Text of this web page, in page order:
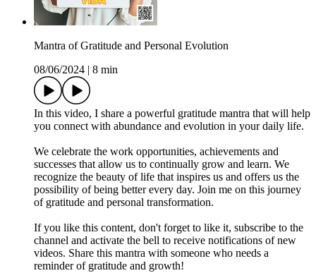
Mantra of Gratitude and Personal Evolution
08/06/2024
8 min
In this video, I share a powerful gratitude mantra that will help
you connect with abundance and evolution in your daily life.
We celebrate the work opportunities, achievements and
successes that allow us to continually grow and learn. We
recognize the beauty of life that inspires us and offers us the
possibility of being better every day. Join me on this journey
of gratitude and personal transformation.
If you like this content, don't forget to like it, subscribe to the
channel and activate the bell to receive notifications of new
videos. Share this mantra with someone who needs a
reminder of gratitude and growth!